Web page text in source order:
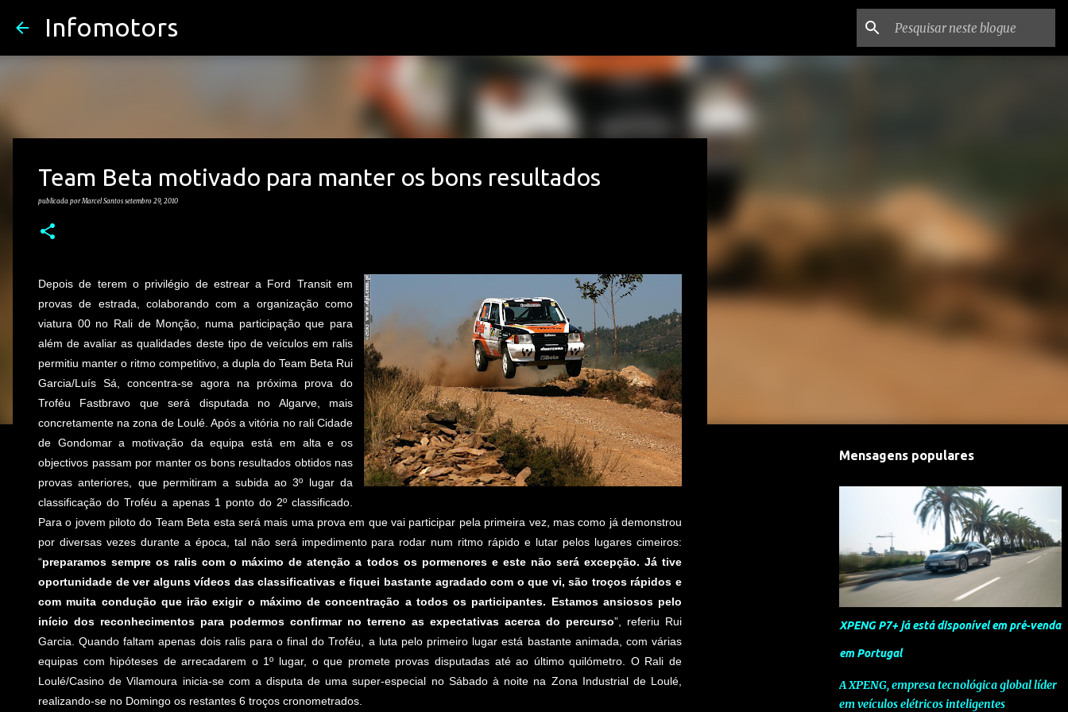
Infomotors
Team Beta motivado para manter os bons resultados
publicada porMarcel Santos setembro 29, 2010
Depois de terem o privilégio de estrear a Ford Transit em
provas de estrada, colaborando com a organização como
viatura 00 no Rali de Monção, numa participação que para
além de avaliar as qualidades deste tipo de veículos em ralis
permitiu manter o ritmo competitivo, a dupla do Team Beta Rui
Garcia/Luís Sá, concentra-se agora na próxima prova do
Troféu Fastbravo que será disputada no Algarve, mais
concretamente na zona de Loulé. Após a vitória no rali Cidade
de Gondomar a motivação da equipa está em alta e os
objectivos passam por manter os bons resultados obtidos nas
provas anteriores, que permitiram a subida ao 3º lugar da
classificação do Troféu a apenas 1 ponto do 2º classificado.
Para o jovem piloto do Team Beta esta será mais uma prova em que vai participar pela primeira vez, mas como já demonstrou
por diversas vezes durante a época, tal não será impedimento para rodar num ritmo rápido e lutar pelos lugares cimeiros:
“preparamos sempre os ralis com o máximo de atenção a todos os pormenores e este não será excepção. Já tive
oportunidade de ver alguns vídeos das classificativas e fiquei bastante agradado com o que vi, são troços rápidos e
com muita condução que irão exigir o máximo de concentração a todos os participantes. Estamos ansiosos pelo
início dos reconhecimentos para podermos confirmar no terreno as expectativas acerca do percurso”, referiu Rui
Garcia. Quando faltam apenas dois ralis para o final do Troféu, a luta pelo primeiro lugar está bastante animada, com várias
equipas com hipóteses de arrecadarem o 1º lugar, o que promete provas disputadas até ao último quilómetro. O Rali de
Loulé/Casino de Vilamoura inicia-se com a disputa de uma super-especial no Sábado à noite na Zona Industrial de Loulé,
realizando-se no Domingo os restantes 6 troços cronometrados.
Mensagens populares
XPENG P7+ já está disponível em pré-venda
em Portugal
A XPENG, empresa tecnológica global líder
em veículos elétricos inteligentes